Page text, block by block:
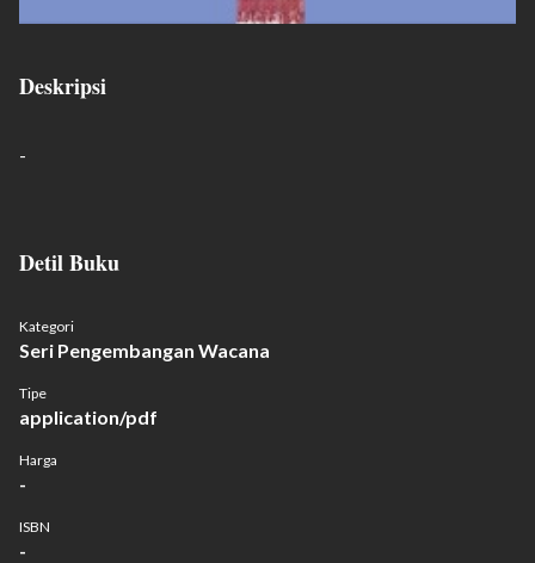
Deskripsi
-
Detil Buku
Kategori
Seri Pengembangan Wacana
Tipe
application/pdf
Harga
-
ISBN
-